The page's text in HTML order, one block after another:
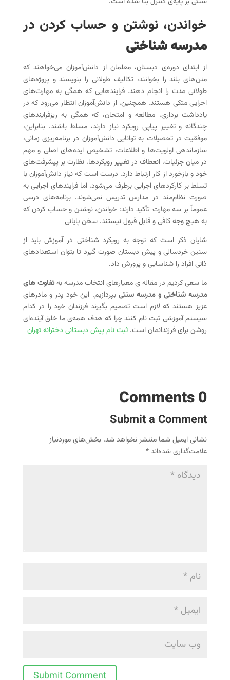
خواندن، نوشتن و حساب کردن در
مدرسه شناختی
از ابتدای دوره‌ی دبستان، معلمان از دانش‌‌آموزان می‌خواهند که
متن‌های بلند را بخوانند، تکالیف طولانی را بنویسند و پروژه‌های
طولانی مدت را انجام دهند. فرایند‌هایی که همگی به مهارت‌های
اجرایی متکی هستند. همچنین، از دانش‌آموزان انتظار می‌رود که در
یادداشت‌ برداری، مطالعه و امتحان، که همگی به ریز‌فرایند‌های
چند‌گانه و تغییر پیاپی رویکرد نیاز دارند، مسلط باشند. بنابراین،
موفقیت در تحصیلات به توانایی دانش‌آموزان در برنامه‌ریزی زمانی،
سازماندهی اولویت‌ها و اطلاعات‌، تشخیص ایده‌های اصلی و مهم
در میان جزئیات، انعطاف‌ در تغییر رویکردها، نظارت بر پیشرفت‌های
خود و بازخورد از کار ارتباط دارد. درست است که نیاز دانش‌آموزان با
تسلط بر کارکردهای اجرایی برطرف می‌شود، اما فرایند‌های اجرایی به
صورت نظام‌مند در مدارس تدریس نمی‌شوند. برنامه‌های درسی
عموماً بر سه مهارت تأکید دارند:‌ خواندن، نوشتن و حساب کردن که
به هیچ‌ وجه کافی و قابل قبول نیستند. سخن پایانی
شایان ذکر است که توجه به رویکرد شناختی در آموزش باید از
سنین خردسالی و پیش دبستان صورت گیرد تا بتوان استعدادهای
ذاتی افراد را شناسایی و پرورش داد.
ما سعی کردیم در مقاله ی معیارهای انتخاب مدرسه بهتفاوت های
مدرسه شناختی و مدرسه سنتی بپردازیم. این خود پدر و مادرهای
عزیز هستند که لازم است تصمیم بگیرند فرزندان خود را در کدام
سیستم آموزشی ثبت نام کنند چرا که هدف همه‌ی ما خلق آینده‌ای
روشن برای فرزندانمان است. ثبت نام پیش دبستانی دخترانه تهران
0 Comments
Submit a Comment
نشانی ایمیل شما منتشر نخواهد شد. بخش‌های موردنیاز
علامت‌گذاری شده‌اند*
Submit Comment